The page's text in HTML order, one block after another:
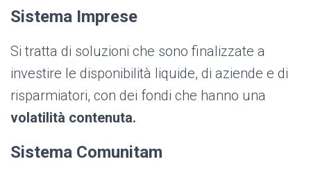
Sistema Imprese
Si tratta di soluzioni che sono finalizzate a
investire le disponibilità liquide, di aziende e di
risparmiatori, con dei fondi che hanno una
volatilità contenuta.
Sistema Comunitam